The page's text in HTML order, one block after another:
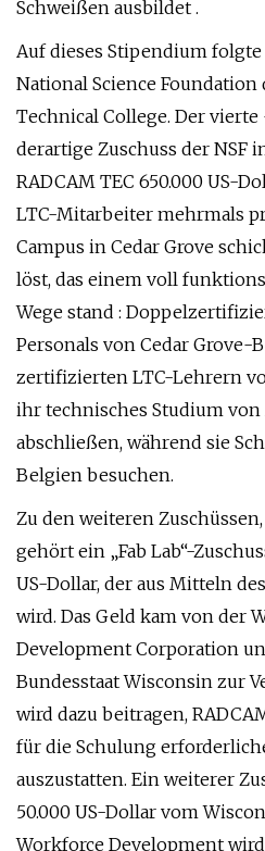
Schweißen ausbildet .
Auf dieses Stipendium
National Science Foundation
Technical College. Der
derartige Zuschuss der NSF
RADCAM TEC 650.000 US-
LTC-Mitarbeiter mehrmals
Campus in Cedar Grove
löst, das einem voll
Wege stand :
Personals von Cedar Grove-
zertifizierten LTC-Lehrern
ihr technisches Studium von
abschließen, während sie
Belgien besuchen.
Zu den weiteren
gehört ein „Fab Lab“-
US-Dollar, der aus Mitteln
wird. Das Geld kam von der
Development Corporation
Bundesstaat Wisconsin zur
wird dazu beitragen,
für die Schulung
auszustatten. Ein weiterer
50.000 US-Dollar vom
Workforce Development